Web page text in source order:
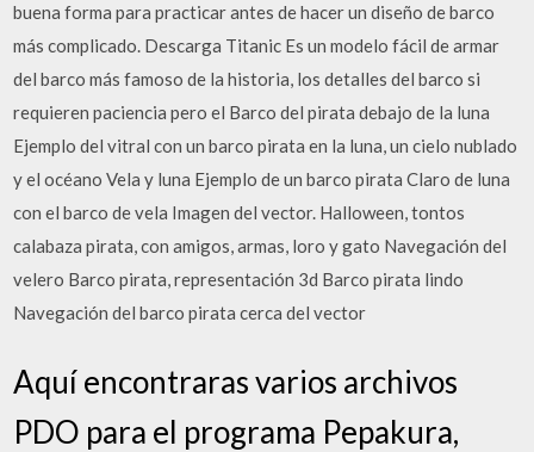
buena forma para practicar antes de hacer un diseño de barco
más complicado. Descarga Titanic Es un modelo fácil de armar
del barco más famoso de la historia, los detalles del barco si
requieren paciencia pero el Barco del pirata debajo de la luna
Ejemplo del vitral con un barco pirata en la luna, un cielo nublado
y el océano Vela y luna Ejemplo de un barco pirata Claro de luna
con el barco de vela Imagen del vector. Halloween, tontos
calabaza pirata, con amigos, armas, loro y gato Navegación del
velero Barco pirata, representación 3d Barco pirata lindo
Navegación del barco pirata cerca del vector
Aquí encontraras varios archivos
PDO para el programa Pepakura,